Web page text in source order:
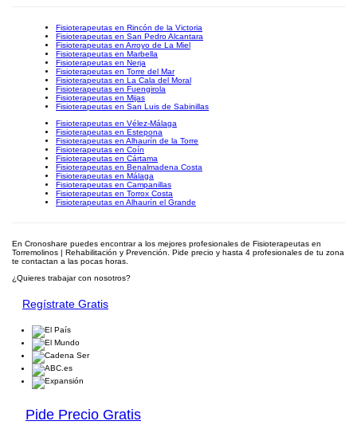
Fisioterapeutas en Rincón de la Victoria
Fisioterapeutas en San Pedro Alcantara
Fisioterapeutas en Arroyo de La Miel
Fisioterapeutas en Marbella
Fisioterapeutas en Nerja
Fisioterapeutas en Torre del Mar
Fisioterapeutas en La Cala del Moral
Fisioterapeutas en Fuengirola
Fisioterapeutas en Mijas
Fisioterapeutas en San Luis de Sabinillas
Fisioterapeutas en Vélez-Málaga
Fisioterapeutas en Estepona
Fisioterapeutas en Alhaurín de la Torre
Fisioterapeutas en Coín
Fisioterapeutas en Cártama
Fisioterapeutas en Benalmadena Costa
Fisioterapeutas en Málaga
Fisioterapeutas en Campanillas
Fisioterapeutas en Torrox Costa
Fisioterapeutas en Alhaurín el Grande
En Cronoshare puedes encontrar a los mejores profesionales de Fisioterapeutas en
Torremolinos | Rehabilitación y Prevención. Pide precio y hasta 4 profesionales de tu zona
te contactan a las pocas horas.
¿Quieres trabajar con nosotros?
Regístrate Gratis
Pide Precio Gratis